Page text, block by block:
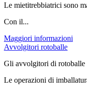
Le mietitrebbiatrici sono
Con il...
Maggiori informazioni
Avvolgitori rotoballe
Gli avvolgitori di rotoballe
Le operazioni di